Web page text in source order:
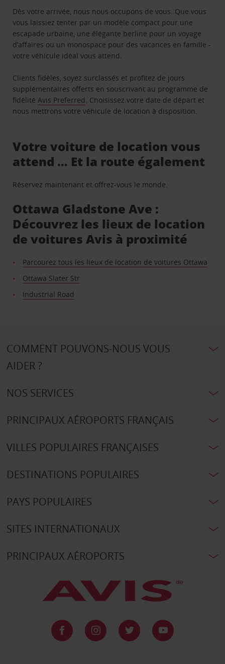
Dès votre arrivée, nous nous occupons de vous. Que vous
vous laissiez tenter par un modèle compact pour une
escapade urbaine, une élégante berline pour un voyage
d’affaires ou un monospace pour des vacances en famille -
votre véhicule idéal vous attend.
Clients fidèles, soyez surclassés et profitez de jours
supplémentaires offerts en souscrivant au programme de
fidélitéAvis Preferred. Choisissez votre date de départ et
nous mettrons votre véhicule de location à disposition.
Votre voiture de location vous
attend … Et la route également
Réservez maintenant et offrez-vous le monde.
Ottawa Gladstone Ave :
Découvrez les lieux de location
de voitures Avis à proximité
Parcourez tous les lieux de location de voitures Ottawa
Ottawa Slater Str
Industrial Road
COMMENT POUVONS-NOUS VOUS
AIDER ?
NOS SERVICES
PRINCIPAUX AÉROPORTS FRANÇAIS
VILLES POPULAIRES FRANÇAISES
DESTINATIONS POPULAIRES
PAYS POPULAIRES
SITES INTERNATIONAUX
PRINCIPAUX AÉROPORTS